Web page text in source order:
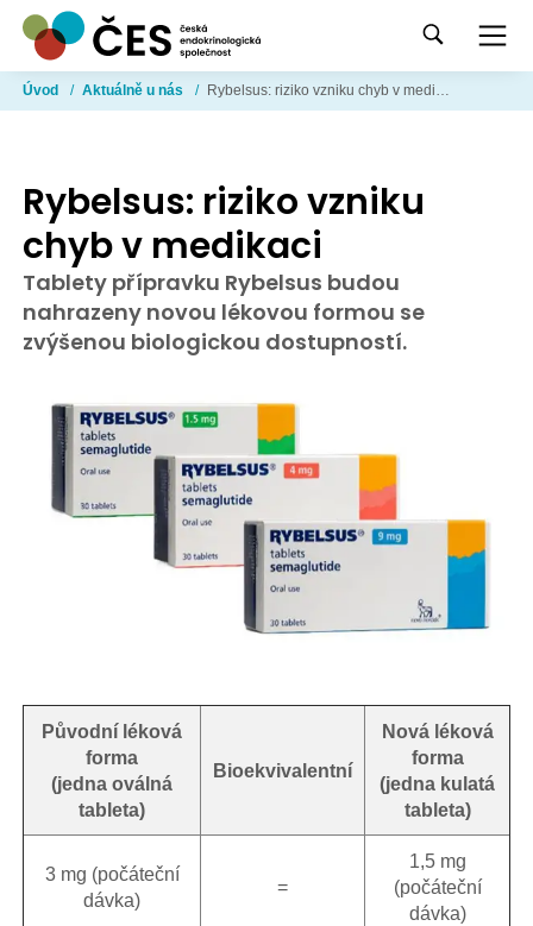
Úvod / Aktuálně u nás / Rybelsus: riziko vzniku chyb v medikaci
Rybelsus: riziko vzniku
chyb v medikaci
Tablety přípravku Rybelsus budou
nahrazeny novou lékovou formou se
zvýšenou biologickou dostupností.
Původní léková
forma
(jedna oválná
tableta)
Bioekvivalentní
Nová léková
forma
(jedna kulatá
tableta)
3 mg (počáteční
dávka)
=
1,5 mg
(počáteční
dávka)